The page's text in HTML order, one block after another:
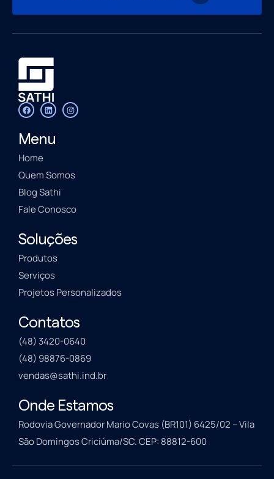
Menu
Home
Quem Somos
Blog Sathi
Fale Conosco
Soluções
Produtos
Serviços
Projetos Personalizados
Contatos
(48) 3420-0640
(48) 98876-0869
vendas@sathi.ind.br
Onde Estamos
Rodovia Governador Mario Covas (BR101) 6425/02 – Vila
São Domingos Criciúma/SC. CEP: 88812-600